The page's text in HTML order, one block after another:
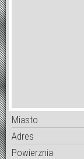
Miasto
Adres
Powierznia